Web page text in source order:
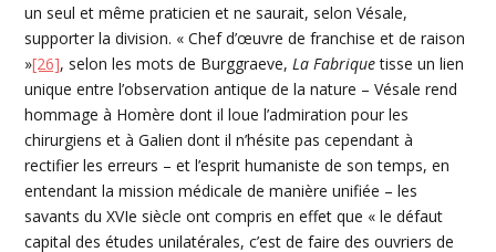
un seul et même praticien et ne saurait, selon Vésale,
supporter la division. « Chef d’œuvre de franchise et de raison
»[26], selon les mots de Burggraeve, La Fabriquetisse un lien
unique entre l’observation antique de la nature – Vésale rend
hommage à Homère dont il loue l’admiration pour les
chirurgiens et à Galien dont il n’hésite pas cependant à
rectifier les erreurs – et l’esprit humaniste de son temps, en
entendant la mission médicale de manière unifiée – les
savants du XVIe siècle ont compris en effet que « le défaut
capital des études unilatérales, c’est de faire des ouvriers de